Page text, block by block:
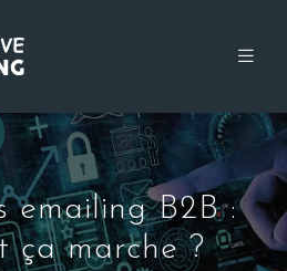
emailing B2B :
ça marche ?